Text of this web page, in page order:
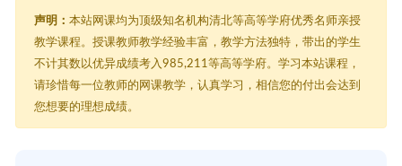
声明： 本站网课均为顶级知名机构清北等高等学府优秀名师亲授
教学课程。授课教师教学经验丰富，教学方法独特，带出的学生
不计其数以优异成绩考入985,211等高等学府。学习本站课程，
请珍惜每一位教师的网课教学，认真学习，相信您的付出会达到
您想要的理想成绩。